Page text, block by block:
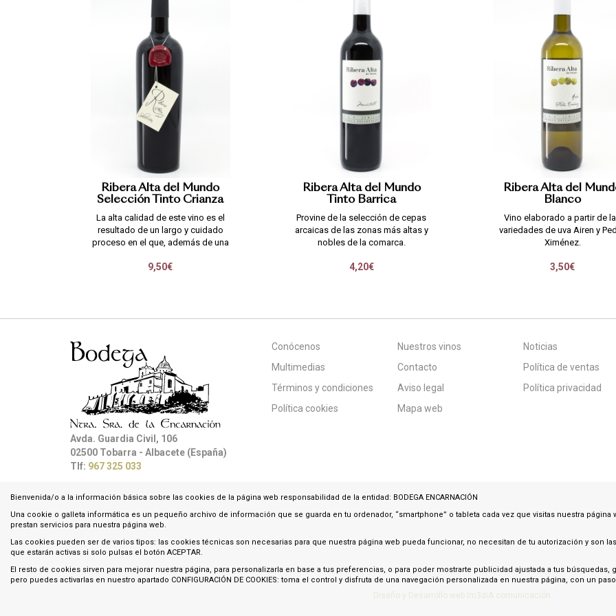
Ribera Alta del Mundo
Selección Tinto Crianza
La alta calidad de este vino es el
resultado de un largo y cuidado
proceso en el que, además de una
clima y técnicas de cultivo se une
9,50€
Ribera Alta del Mundo
Tinto Barrica
Provine de la selección de cepas
arcaicas de las zonas más altas y
nobles de la comarca.
4,20€
Ribera Alta del
Blanco
Vino elaborado a partir de
variedades de uva Airen y
Ximénez.
3,50€
Avda. Guardia Civil, 106
02500 Tobarra - Albacete (España)
Tlf: 967 325 033
Conócenos Nuestros vinos
Noticias
Multimedias
Contacto
Política de ventas
Términos y condiciones
Aviso legal
Política privacidad
Política cookies
Mapa web
Diseño y Desarrollo web Im3diA comunicación
Bienvenida/o a la información básica sobre las cookies de la página web responsabilidad de la entidad: BODEGA ENCARNACIÓN
Una cookie o galleta informática es un pequeño archivo de información que se guarda en tu ordenador, “smartphone” o tableta cada vez que visitas nuestra
prestan servicios para nuestra página web.
Las cookies pueden ser de varios tipos: las cookies técnicas son necesarias para que nuestra página web pueda funcionar, no necesitan de tu autorización y son
que estarán activas si solo pulsas el botón ACEPTAR.
El resto de cookies sirven para mejorar nuestra página, para personalizarla en base a tus preferencias, o para poder mostrarte publicidad ajustada a tus
pero puedes activarlas en nuestro apartado CONFIGURACIÓN DE COOKIES: toma el control y disfruta de una navegación personalizada en nuestra página, con un